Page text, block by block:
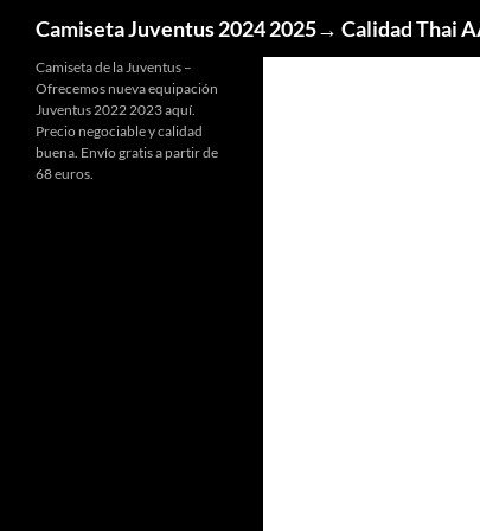
Camiseta Juventus 2024 2025→ Calidad Thai
Camiseta de la Juventus –
Ofrecemos nueva equipación
Juventus 2022 2023 aquí.
Precio negociable y calidad
buena. Envío gratis a partir de
68 euros.